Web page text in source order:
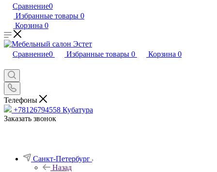
Сравнение0
Избранные товары 0
Корзина 0
Сравнение0 Избранные товары 0 Корзина 0
Телефоны
+78126794558 Кубатура
Заказать звонок
Санкт-Петербург
Назад